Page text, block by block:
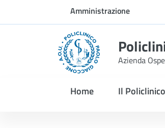
Skip to Main ContentAmministrazione
trasparente
Azienda
Home Il Policlinico